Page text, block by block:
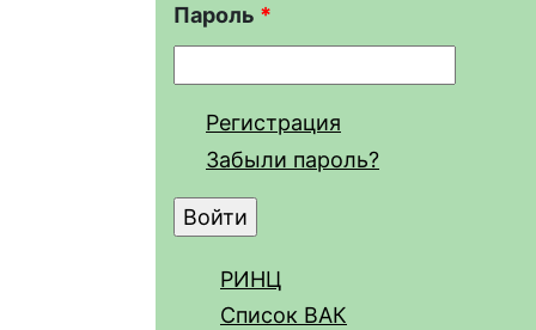
Пароль *
Регистрация
Забыли пароль?
РИНЦ
Список ВАК